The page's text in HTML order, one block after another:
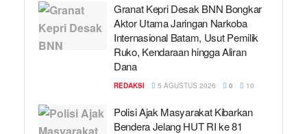
Granat Kepri Desak BNN Bongkar
Aktor Utama Jaringan Narkoba
Internasional Batam, Usut Pemilik
Ruko, Kendaraan hingga Aliran
Dana
REDAKSI 5 AGUSTUS 2026 0 10
Polisi Ajak Masyarakat Kibarkan
Bendera Jelang HUT RI ke 81